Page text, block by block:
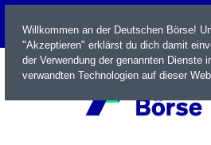
LIVE
Willkommen an der Deutschen Börse!
"Akzeptieren" erklärst du dich damit
der Verwendung der genannten Dienste
verwandten Technologien auf dieser